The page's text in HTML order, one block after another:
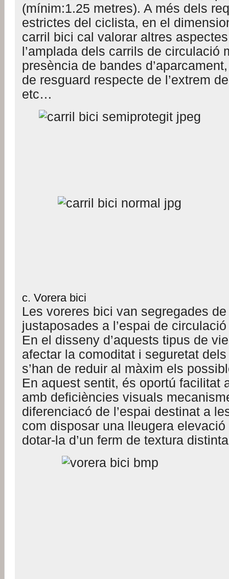
(mínim:1.25 metres). A més dels
estrictes del ciclista, en el
carril bici cal valorar altres
l’amplada dels carrils de circulació
presència de bandes
de resguard respecte de l’extrem
etc…
c. Vorera bici
Les voreres bici van segregades
justaposades a l’espai de
En el disseny d’aquests tipus de
afectar la comoditat i seguretat
s’han de reduir al màxim els
En aquest sentit, és oportú facilitat
amb deficiències visuals
diferenciacó de l’espai destinat a
com disposar una lleugera
dotar-la d’un ferm de textura